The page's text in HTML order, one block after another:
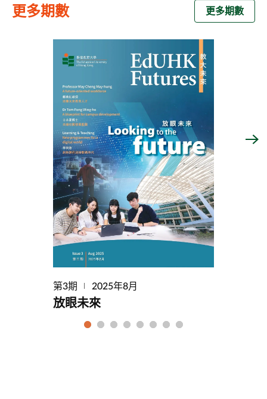
更多期數 更多期數
第3期 2025年8月
放眼未來
1 2 3 4 5 6 7 8